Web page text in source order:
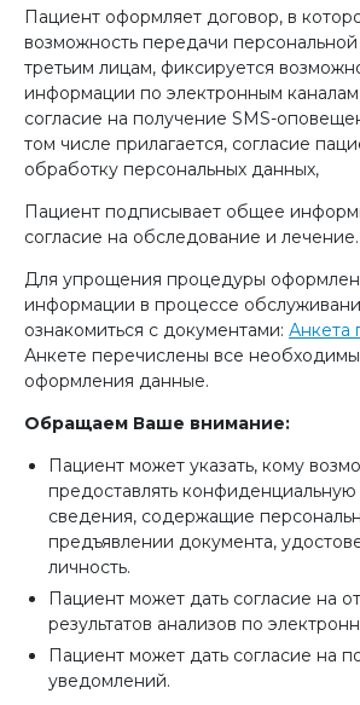
Пациент оформляет договор, в
возможность передачи
третьим лицам, фиксируется
информации по электронным
согласие на получение SMS-
том числе прилагается, согласие
обработку персональных данных,
Пациент подписывает общее
согласие на обследование и лечение.
Для упрощения процедуры
информации в процессе
ознакомиться с документами: Анкета
Анкете перечислены все
оформления данные.
Обращаем Ваше внимание:
Пациент может указать, кому
предоставлять
сведения, содержащие
предъявлении документа,
личность.
Пациент может дать согласие на
результатов анализов по
Пациент может дать согласие на
уведомлений.